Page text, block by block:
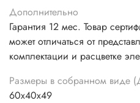
Дополнительно
Гарантия 12 мес. Товар
может отличаться от
комплектации и расцветке
Размеры в собранном виде
60х40х49